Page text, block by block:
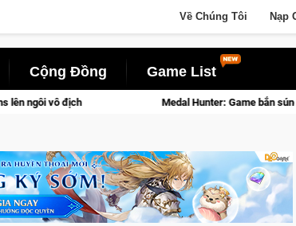
Về Chúng Tôi Nạp
Cộng Đồng Game List
Medal Hunter: Game bắn súng PvP tọa độ đỉnh cao đưa